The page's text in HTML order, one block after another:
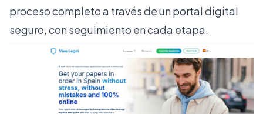
proceso completo a través de un portal digital
seguro, con seguimiento en cada etapa.